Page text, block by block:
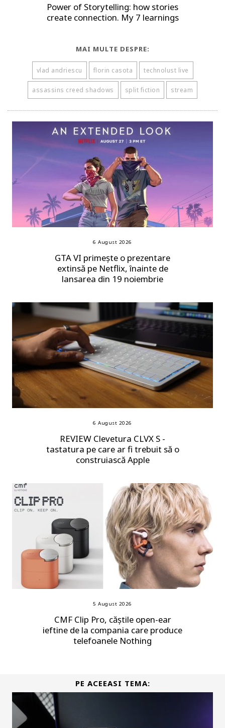
Power of Storytelling: how stories
create connection. My 7 learnings
MAI MULTE DESPRE:
vlad andriescu florin casota technolust live
assassins creed shadows split fiction stream
6 August 2026
GTA VI primește o prezentare
extinsă pe Netflix, înainte de
lansarea din 19 noiembrie
6 August 2026
REVIEW Clevetura CLVX S -
tastatura pe care ar fi trebuit să o
construiască Apple
5 August 2026
CMF Clip Pro, căștile open-ear
ieftine de la compania care produce
telefoanele Nothing
PE ACEEASI TEMA: